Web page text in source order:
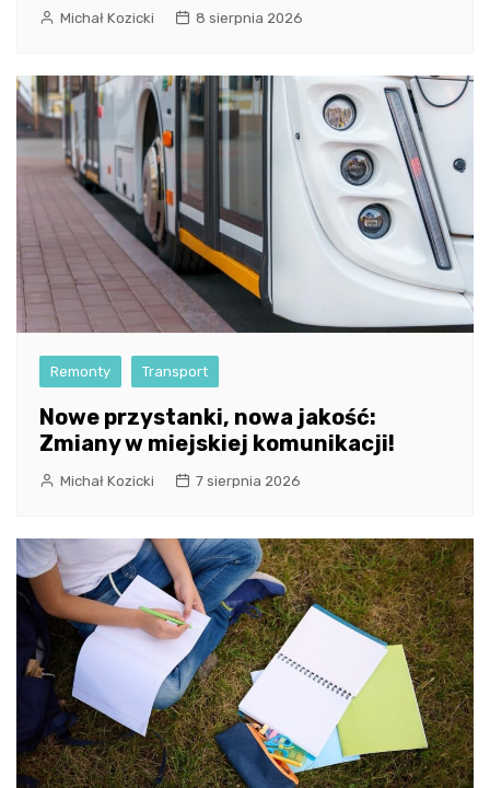
Michał Kozicki 8 sierpnia 2026
Remonty Transport
Nowe przystanki, nowa jakość:
Zmiany w miejskiej komunikacji!
Michał Kozicki 7 sierpnia 2026